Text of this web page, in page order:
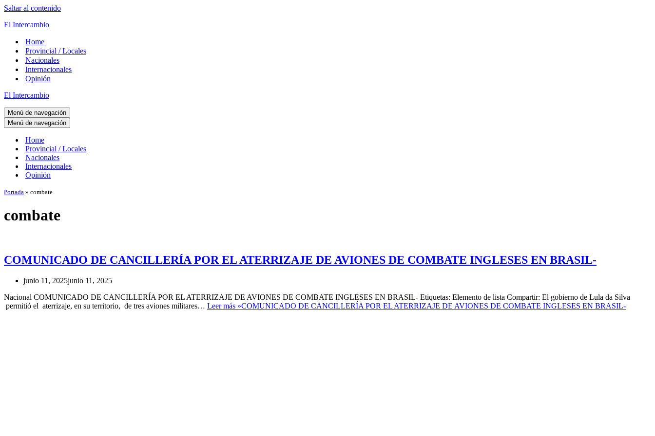
Saltar al contenido
El Intercambio
Home
Provincial / Locales
Nacionales
Internacionales
Opinión
El Intercambio
Menú de navegación
Menú de navegación
Home
Provincial / Locales
Nacionales
Internacionales
Opinión
Portada » combate
combate
COMUNICADO DE CANCILLERÍA POR EL ATERRIZAJE DE AVIONES DE COMBATE INGLESES EN BRASIL-
junio 11, 2025junio 11, 2025
Nacional COMUNICADO DE CANCILLERÍA POR EL ATERRIZAJE DE AVIONES DE COMBATE INGLESES EN BRASIL- Etiquetas: Elemento de lista Compartir: El gobierno de Lula da Silva
permitió el aterrizaje, en su territorio, de tres aviones militares… Leer más »COMUNICADO DE CANCILLERÍA POR EL ATERRIZAJE DE AVIONES DE COMBATE INGLESES EN BRASIL-